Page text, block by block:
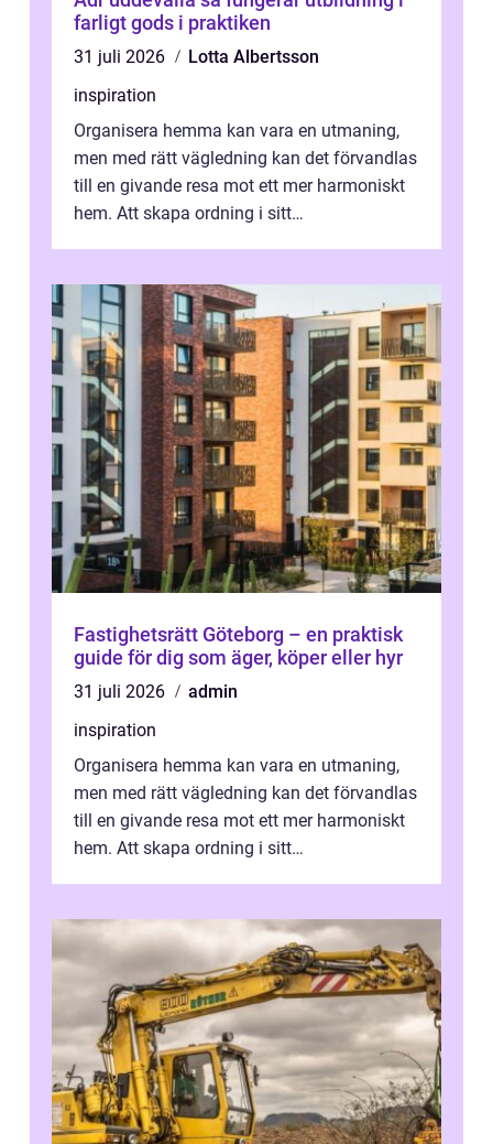
farligt gods i praktiken
31 juli 2026
Lotta Albertsson
inspiration
Organisera hemma kan vara en utmaning,
men med rätt vägledning kan det förvandlas
till en givande resa mot ett mer harmoniskt
hem. Att skapa ordning i sitt
Fastighetsrätt Göteborg – en praktisk
guide för dig som äger, köper eller hyr
31 juli 2026
admin
inspiration
Organisera hemma kan vara en utmaning,
men med rätt vägledning kan det förvandlas
till en givande resa mot ett mer harmoniskt
hem. Att skapa ordning i sitt